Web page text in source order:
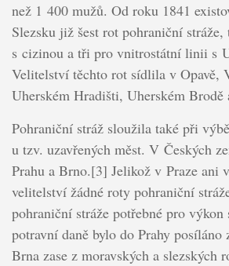
než 1 400 mužů. Od roku 1841
Slezsku již šest rot pohraniční
s cizinou a tři pro vnitrostátní linii s
Velitelství těchto rot sídlila v Opavě,
Uherském Hradišti, Uherském Brodě
Pohraniční stráž sloužila také při
u tzv. uzavřených měst. V Českých
Prahu a Brno.[3] Jelikož v Praze ani
velitelství žádné roty pohraniční
pohraniční stráže potřebné pro výkon
potravní daně bylo do Prahy posíláno
Brna zase z moravských a slezských